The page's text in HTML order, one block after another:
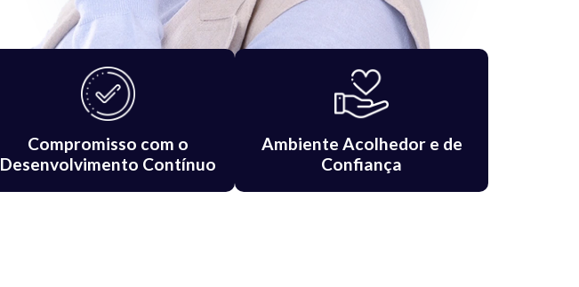
Compromisso com o
Desenvolvimento Contínuo
Ambiente Acolhedor e de
Confiança